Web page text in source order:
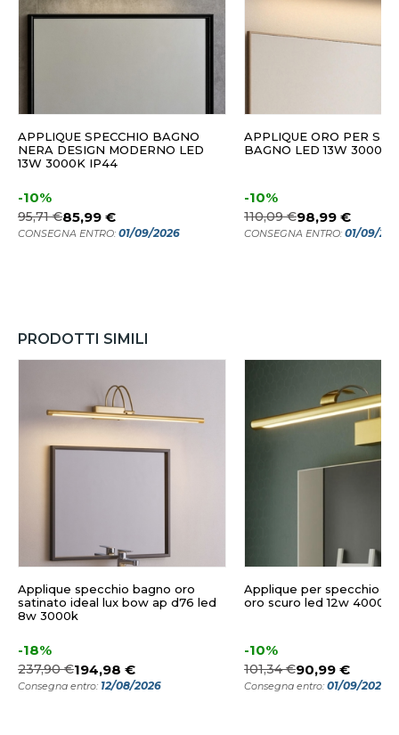
APPLIQUE SPECCHIO BAGNO
NERA DESIGN MODERNO LED
13W 3000K IP44
-10%
95,71 €85,99 €
CONSEGNA ENTRO: 01/09/2026
APPLIQUE ORO PER
BAGNO LED 13W 3000K
-10%
110,09 €98,99 €
CONSEGNA ENTRO: 01/09/
PRODOTTI SIMILI
Applique specchio bagno oro
satinato ideal lux bow ap d76 led
8w 3000k
-18%
237,90 €194,98 €
Consegna entro: 12/08/2026
Applique per specchio
oro scuro led 12w 4000k
-10%
101,34 €90,99 €
Consegna entro: 01/09/2026